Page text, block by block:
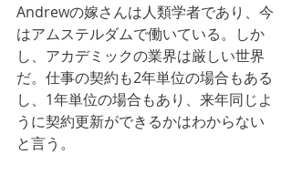
Andrewの嫁さんは人類学者であり、今
はアムステルダムで働いている。しか
し、アカデミックの業界は厳しい世界
だ。仕事の契約も2年単位の場合もある
し、1年単位の場合もあり、来年同じよ
うに契約更新ができるかはわからない
と言う。